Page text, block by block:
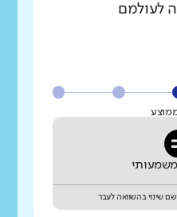
לעולמם
משמעותי
שינוי בהשוואה לעבר